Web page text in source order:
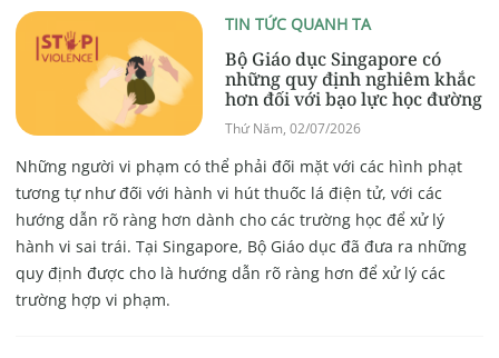
TIN TỨC QUANH TA
Bộ Giáo dục Singapore có
những quy định nghiêm khắc
hơn đối với bạo lực học đường
Thứ Năm, 02/07/2026
Những người vi phạm có thể phải đối mặt với các hình phạt
tương tự như đối với hành vi hút thuốc lá điện tử, với các
hướng dẫn rõ ràng hơn dành cho các trường học để xử lý
hành vi sai trái. Tại Singapore, Bộ Giáo dục đã đưa ra những
quy định được cho là hướng dẫn rõ ràng hơn để xử lý các
trường hợp vi phạm.